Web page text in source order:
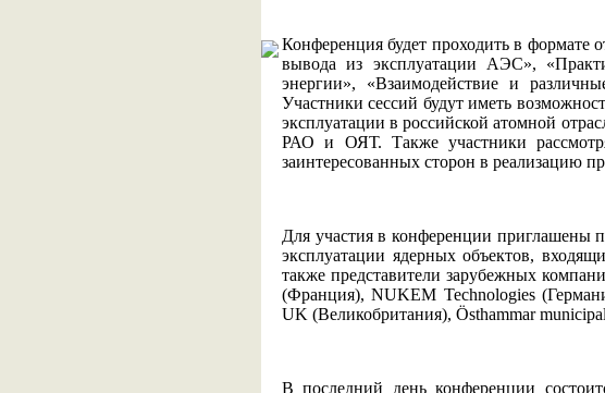
Конференция будет проходить в формате
вывода из эксплуатации АЭС»,
энергии», «Взаимодействие и
Участники сессий будут иметь
эксплуатации в российской атомной
РАО и ОЯТ. Также участники
заинтересованных сторон в реализацию
Для участия в конференции приглашены
эксплуатации ядерных объектов,
также представители зарубежных
(Франция), NUKEM Technologies
UK (Великобритания), Östhammar
В последний день конференции